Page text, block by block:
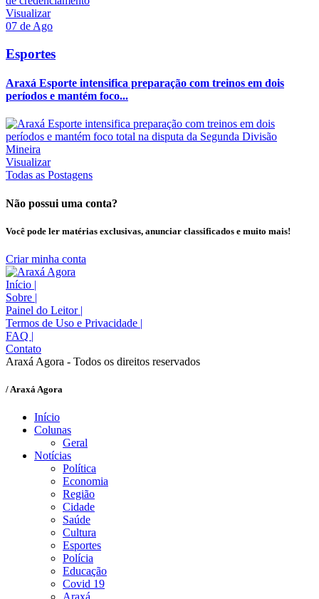
Visualizar
07 de Ago
Esportes
Araxá Esporte intensifica preparação com treinos em dois
períodos e mantém foco...
Visualizar
Todas as Postagens
Não possui uma conta?
Você pode ler matérias exclusivas, anunciar classificados e muito mais!
Criar minha conta
Início |
Sobre |
Painel do Leitor |
Termos de Uso e Privacidade |
FAQ |
Contato
Araxá Agora - Todos os direitos reservados
/ Araxá Agora
Início
Colunas
Geral
Notícias
Política
Economia
Região
Cidade
Saúde
Cultura
Esportes
Polícia
Educação
Covid 19